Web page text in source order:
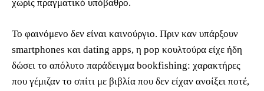
χωρίς πραγματικό υπόβαθρο.
Το φαινόμενο δεν είναι καινούργιο. Πριν καν υπάρξουν
smartphones και dating apps, η pop κουλτούρα είχε ήδη
δώσει το απόλυτο παράδειγμα bookfishing: χαρακτήρες
που γέμιζαν το σπίτι με βιβλία που δεν είχαν ανοίξει ποτέ,